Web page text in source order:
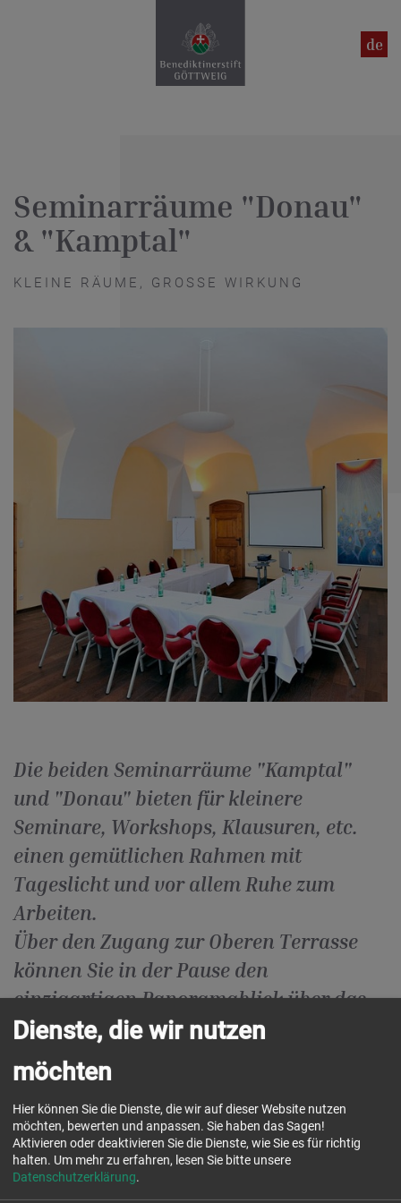
en
de
Seminarräume "Donau"
& "Kamptal"
KLEINE RÄUME, GROSSE WIRKUNG
Die beiden Seminarräume "Kamptal"
und "Donau" bieten für kleinere
Seminare, Workshops, Klausuren, etc.
einen gemütlichen Rahmen mit
Tageslicht und vor allem Ruhe zum
Arbeiten.
Über den Zugang zur Oberen Terrasse
können Sie in der Pause den
einzigartigen Panoramablick über das
Donautal genießen.
Raumgröße:jeweils 55 m²
Bestuhlung (maximal):
Dienste, die wir nutzen
möchten
Hier können Sie die Dienste, die wir auf dieser Website nutzen
möchten, bewerten und anpassen. Sie haben das Sagen!
Aktivieren oder deaktivieren Sie die Dienste, wie Sie es für richtig
halten. Um mehr zu erfahren, lesen Sie bitte unsere
Datenschutzerklärung.